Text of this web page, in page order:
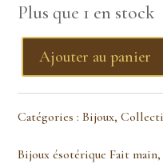
Plus que 1 en stock
quantité
de
Pendentif
Ajouter au panier
Catégories : Bijoux,
Bijoux ésotérique Fait main,